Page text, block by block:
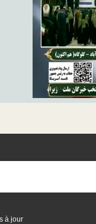
à jour